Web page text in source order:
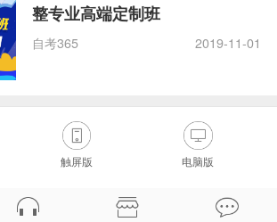
整专业高端定制班
自考365 2019-11-01
触屏版 电脑版